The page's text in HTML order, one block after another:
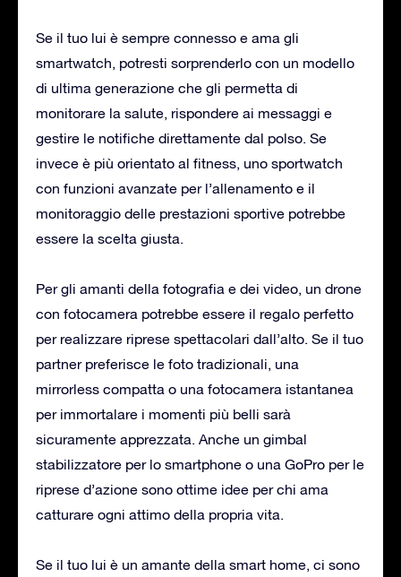
Se il tuo lui è sempre connesso e ama gli
smartwatch, potresti sorprenderlo con un modello
di ultima generazione che gli permetta di
monitorare la salute, rispondere ai messaggi e
gestire le notifiche direttamente dal polso. Se
invece è più orientato al fitness, uno sportwatch
con funzioni avanzate per l’allenamento e il
monitoraggio delle prestazioni sportive potrebbe
essere la scelta giusta.
Per gli amanti della fotografia e dei video, un drone
con fotocamera potrebbe essere il regalo perfetto
per realizzare riprese spettacolari dall’alto. Se il tuo
partner preferisce le foto tradizionali, una
mirrorless compatta o una fotocamera istantanea
per immortalare i momenti più belli sarà
sicuramente apprezzata. Anche un gimbal
stabilizzatore per lo smartphone o una GoPro per le
riprese d’azione sono ottime idee per chi ama
catturare ogni attimo della propria vita.
Se il tuo lui è un amante della smart home, ci sono